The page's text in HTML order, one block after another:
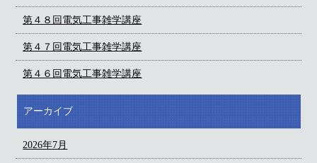
第４８回電気工事雑学講座
第４７回電気工事雑学講座
第４６回電気工事雑学講座
アーカイブ
2026年7月